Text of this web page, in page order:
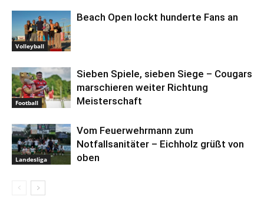
Volleyball
Beach Open lockt hunderte Fans an
Football
Sieben Spiele, sieben Siege – Cougars
marschieren weiter Richtung
Meisterschaft
Landesliga
Vom Feuerwehrmann zum
Notfallsanitäter – Eichholz grüßt von
oben